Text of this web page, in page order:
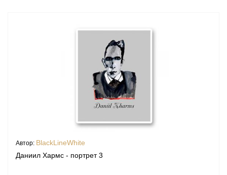
Автор: BlackLineWhite
Даниил Хармс - портрет 3